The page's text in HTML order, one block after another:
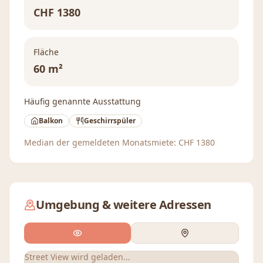
CHF 1380
Fläche
60 m²
Häufig genannte Ausstattung
Balkon Geschirrspüler
Median der gemeldeten Monatsmiete: CHF 1380
Umgebung & weitere Adressen
Street View wird geladen...